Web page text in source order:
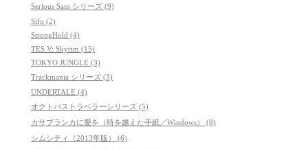
Serious Sam シリーズ (9)
Sifu (2)
StrongHold (4)
TES V: Skyrim (15)
TOKYO JUNGLE (3)
Trackmania シリーズ (3)
UNDERTALE (4)
オクトパストラベラーシリーズ (5)
カサブランカに愛を（時を越えた手紙／Windows） (8)
シムシティ（2013年版） (6)